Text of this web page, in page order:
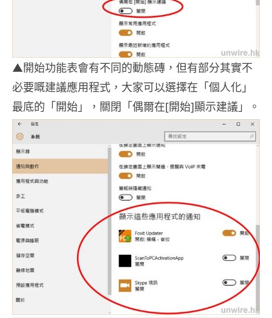
▲開始功能表會有不同的動態磚，但有部分其實不
必要嘅建議應用程式，大家可以選擇在「個人化」
最底的「開始」，關閉「偶爾在[開始]顯示建議」。